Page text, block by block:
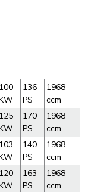
100
136
PS
1968
ccm
125
170
PS
1968
ccm
103
140
PS
1968
ccm
120
163
PS
1968
ccm